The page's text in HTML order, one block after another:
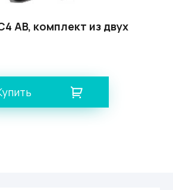
AB, комплект из двух